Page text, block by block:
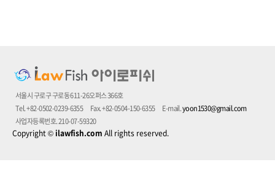
서울시 구로구 구로동 611-26오퍼스 366호
Tel. +82-0502-0239-6355
Fax. +82-0504-150-6355 E-mail.yoon1530@gmail.com
사업자등록번호. 210-07-59320
Copyright©ilawfish.com All rights reserved.